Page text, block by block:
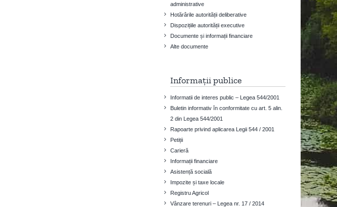
administrative
Hotărârile autorității deliberative
Dispozițiile autorității executive
Documente și informații financiare
Alte documente
Informații publice
Informatii de interes public – Legea 544/2001
Buletin informativ în conformitate cu art. 5 alin.
2 din Legea 544/2001
Rapoarte privind aplicarea Legii 544 / 2001
Petiții
Carieră
Informații financiare
Asistență socială
Impozite și taxe locale
Registru Agricol
Vânzare terenuri – Legea nr. 17 / 2014